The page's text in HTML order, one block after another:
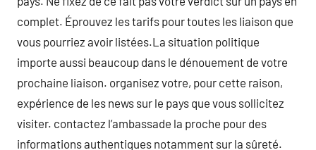
complet. Éprouvez les tarifs pour toutes les liaison que
vous pourriez avoir listées.La situation politique
importe aussi beaucoup dans le dénouement de votre
prochaine liaison. organisez votre, pour cette raison,
expérience de les news sur le pays que vous sollicitez
visiter. contactez l’ambassade la proche pour des
informations authentiques notamment sur la sûreté.